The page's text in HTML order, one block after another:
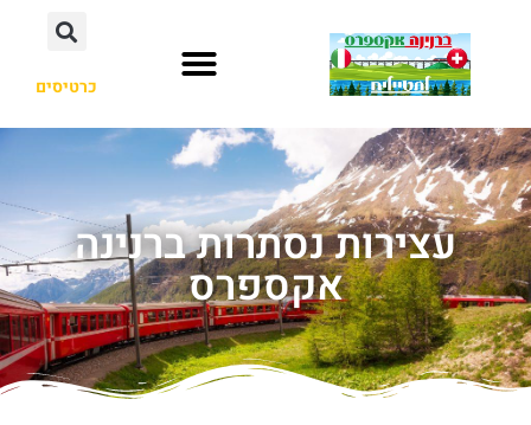
כרטיסים
עצירות נסתרות ברנינה
אקספרס